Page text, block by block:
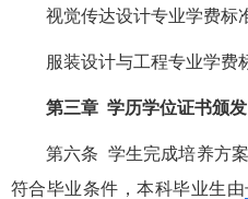
视觉传达设计专业学费标
服装设计与工程专业学费
第三章 学历学位证书颁发
第六条 学生完成培养方
符合毕业条件，本科毕业生由